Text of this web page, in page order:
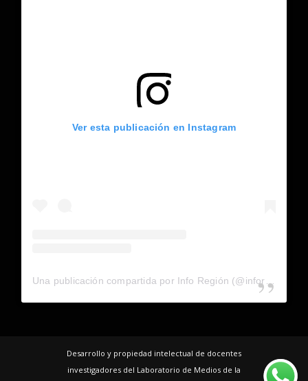
Ver esta publicación en Instagram
Desarrollo y propiedad intelectual de docentes
investigadores del Laboratorio de Medios de la